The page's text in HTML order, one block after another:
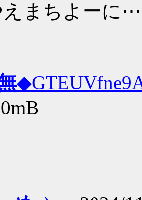
まちよーに